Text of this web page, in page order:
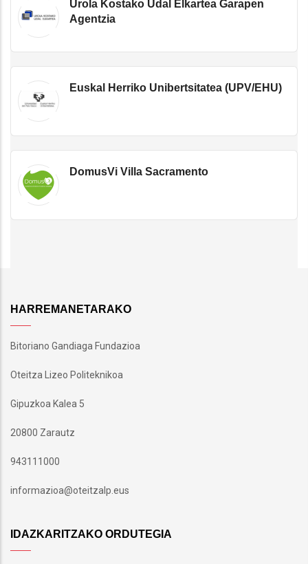
Urola Kostako Udal Elkartea Garapen
Agentzia
Euskal Herriko Unibertsitatea (UPV/EHU)
DomusVi Villa Sacramento
HARREMANETARAKO
Bitoriano Gandiaga Fundazioa
Oteitza Lizeo Politeknikoa
Gipuzkoa Kalea 5
20800 Zarautz
943111000
informazioa@oteitzalp.eus
IDAZKARITZAKO ORDUTEGIA